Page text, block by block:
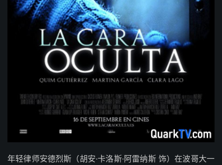
年轻律师安德烈斯（胡安·卡洛斯·阿雷纳斯 饰）在波哥大一